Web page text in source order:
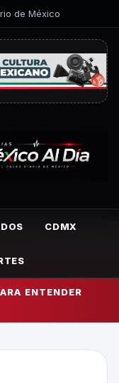
de México
CDMX
ENTENDER